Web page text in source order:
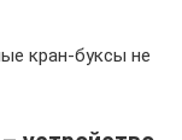
кран-буксы не